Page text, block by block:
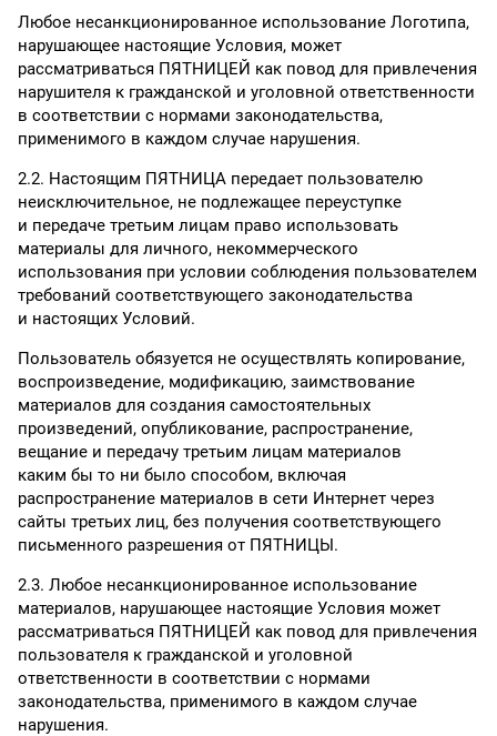
Любое несанкционированное использование Логотипа,
нарушающее настоящие Условия, может
рассматриваться ПЯТНИЦЕЙ как повод для привлечения
нарушителя к гражданской и уголовной ответственности
в соответствии с нормами законодательства,
применимого в каждом случае нарушения.
2.2. Настоящим ПЯТНИЦА передает пользователю
неисключительное, не подлежащее переуступке
и передаче третьим лицам право использовать
материалы для личного, некоммерческого
использования при условии соблюдения пользователем
требований соответствующего законодательства
и настоящих Условий.
Пользователь обязуется не осуществлять копирование,
воспроизведение, модификацию, заимствование
материалов для создания самостоятельных
произведений, опубликование, распространение,
вещание и передачу третьим лицам материалов
каким бы то ни было способом, включая
распространение материалов в сети Интернет через
сайты третьих лиц, без получения соответствующего
письменного разрешения от ПЯТНИЦЫ.
2.3. Любое несанкционированное использование
материалов, нарушающее настоящие Условия может
рассматриваться ПЯТНИЦЕЙ как повод для привлечения
пользователя к гражданской и уголовной
ответственности в соответствии с нормами
законодательства, применимого в каждом случае
нарушения.